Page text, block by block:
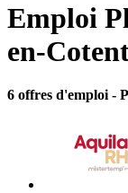
Emploi
en-
6 offres d'emploi -